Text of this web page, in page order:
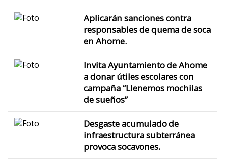
Aplicarán sanciones contra
responsables de quema de soca
en Ahome.
Invita Ayuntamiento de Ahome
a donar útiles escolares con
campaña “Llenemos mochilas
de sueños”
Desgaste acumulado de
infraestructura subterránea
provoca socavones.